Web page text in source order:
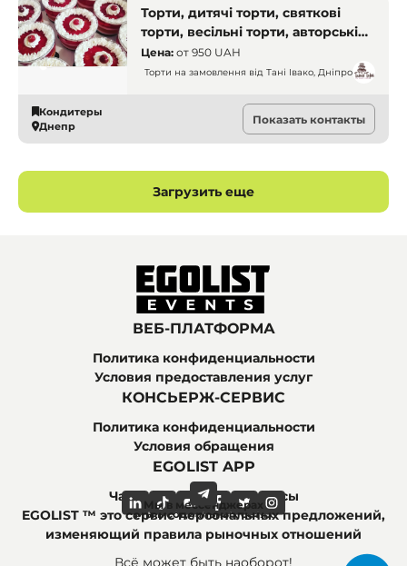
Торти, дитячі торти, святкові
торти, весільні торти, авторські
торти. Дніпро
Цена: от 950 UAH
Торти на замовлення від Тані Івако, Дніпро
Кондитеры
Днепр
Показать контакты
Загрузить еще
ВЕБ-ПЛАТФОРМА
Политика конфиденциальности
Условия предоставления услуг
КОНСЬЕРЖ-СЕРВИС
Политика конфиденциальности
Условия обращения
EGOLIST APP
Часто задаваемые вопросы
Мы в социальных сетях
Мы в мессенджерах
EGOLIST ™ это сервис персональных предложений,
изменяющий правила рыночных отношений
Всё может быть наоборот!